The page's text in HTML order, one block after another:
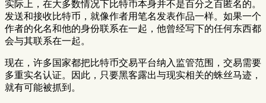
实际上，在大多数情况下比特币本身并不是百分之百匿名的。
发送和接收比特币，就像作者用笔名发表作品一样。如果一个
作者的化名和他的身份联系在一起，他曾经写下的任何东西都
会与其联系在一起。
现在，许多国家都把比特币交易平台纳入监管范围，交易需要
多重实名认证。因此，只要黑客露出与现实相关的蛛丝马迹，
就有可能被抓到。